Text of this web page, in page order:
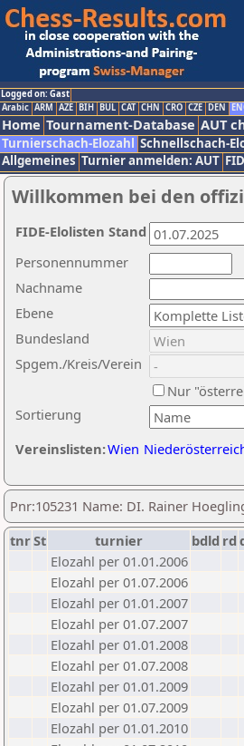
Logged on: Gast
Arabic ARM AZE BIH BUL CAT CHN CRO CZE DEN
Home Tournament-Database AUT
Turnierschach-Elozahl Schnellschach-
Allgemeines Turnier anmelden: AUT
Willkommen bei den
Nachname
Ebene
Sortierung
Personennummer
Bundesland
Spgem./Kreis/Verein
Nur
Vereinslisten:Wien
FIDE-Elolisten Stand
Pnr:105231 Name: DI. Rainer
tnrSt turnier bdld rd
Elozahl per 01.01.2006
Elozahl per 01.07.2006
Elozahl per 01.01.2007
Elozahl per 01.07.2007
Elozahl per 01.01.2008
Elozahl per 01.07.2008
Elozahl per 01.01.2009
Elozahl per 01.07.2009
Elozahl per 01.01.2010